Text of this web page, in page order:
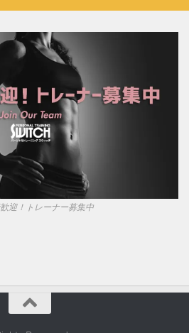
迎！トレーナー募集中